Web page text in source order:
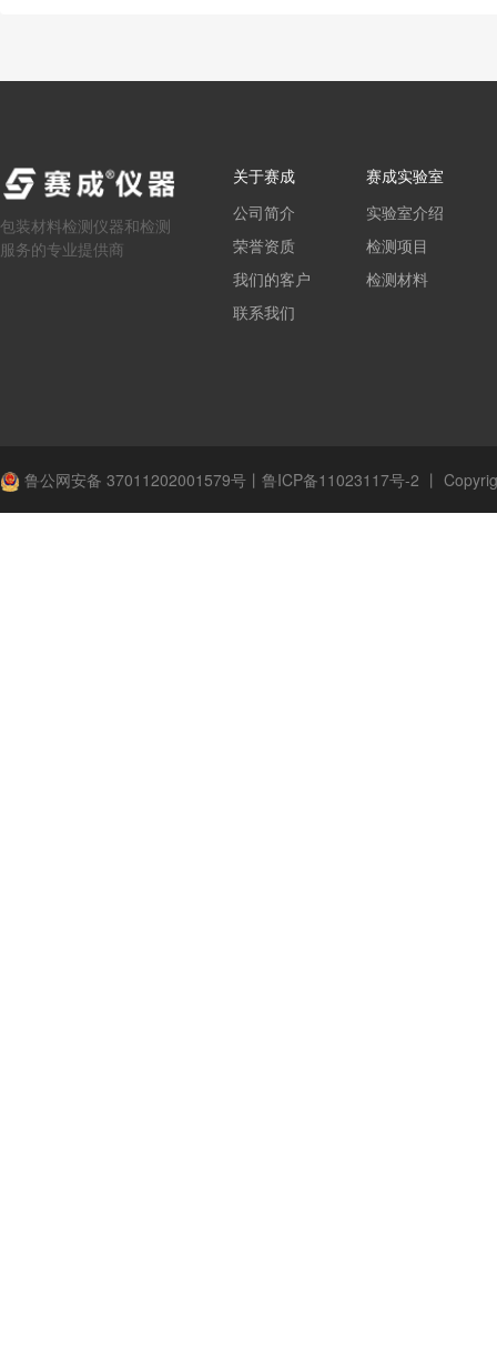
包装材料检测仪器和检测
服务的专业提供商
关于赛成
公司简介
荣誉资质
我们的客户
联系我们
赛成实验室
实验室介绍
检测项目
检测材料
鲁公网安备 37011202001579号 丨 鲁ICP备11023117号-2 丨